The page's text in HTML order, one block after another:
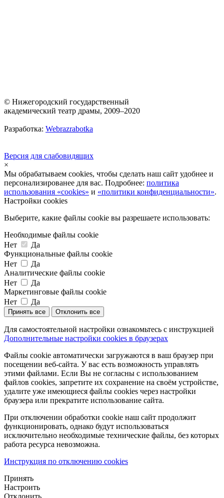
© Нижегородский государственный
академический театр драмы, 2009–2020
Разработка: Webrazrabotka
Версия для слабовидящих
×
Мы обрабатываем cookies, чтобы сделать наш сайт удобнее и
персонализированее для вас. Подробнее: политика
использования «cookies» и «политики конфиденциальности».
Настройки cookies
Выберите, какие файлы cookie вы разрешаете использовать:
Необходимые файлы cookie
Нет
Да
Функциональные файлы cookie
Нет
Да
Аналитические файлы cookie
Нет
Да
Маркетинговые файлы cookie
Нет
Да
Принять все Отклонить все
Для самостоятельной настройки ознакомьтесь с инструкцией
Дополнительные настройки cookies в браузерах
Файлы cookie автоматически загружаются в ваш браузер при
посещении веб-сайта. У вас есть возможность управлять
этими файлами. Если Вы не согласны с использованием
файлов cookies, запретите их сохранение на своём устройстве,
удалите уже имеющиеся файлы cookies через настройки
браузера или прекратите использование сайта.
При отключении обработки cookie наш сайт продолжит
функционировать, однако будут использоваться
исключительно необходимые технические файлы, без которых
работа ресурса невозможна.
Инструкция по отключению cookies
Принять
Настроить
Отклонить